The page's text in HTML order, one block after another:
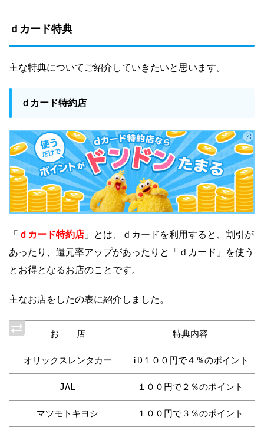
ｄカード特典
主な特典についてご紹介していきたいと思います。
ｄカード特約店
「 ｄカード特約店 」とは、ｄカードを利用すると、割引が
あったり、還元率アップがあったりと「ｄカード」を使う
とお得となるお店のことです。
主なお店をしたの表に紹介しました。
お 店 特典内容
オリックスレンタカー iD１００円で４％のポイント
JAL １００円で２％のポイント
マツモトキヨシ １００円で３％のポイント